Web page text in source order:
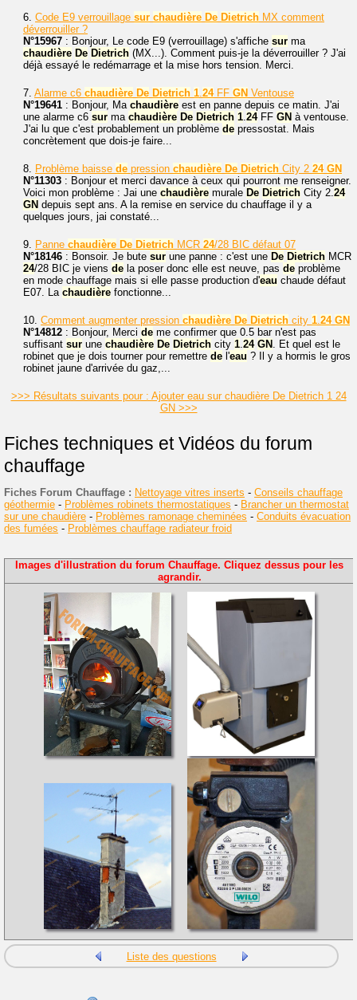
6. Code E9 verrouillage sur chaudière De Dietrich MX comment
déverrouiller ?
N°15967 : Bonjour, Le code E9 (verrouillage) s'affiche sur ma
chaudière De Dietrich (MX...). Comment puis-je la déverrouiller ? J'ai
déjà essayé le redémarrage et la mise hors tension. Merci.
7. Alarme c6 chaudière De Dietrich 1.24FF GN Ventouse
N°19641 : Bonjour, Ma chaudière est en panne depuis ce matin. J'ai
une alarme c6 sur ma chaudière De Dietrich 1.24FF GN à ventouse.
J'ai lu que c'est probablement un problème de pressostat. Mais
concrètement que dois-je faire...
8. Problème baisse de pression chaudière De Dietrich City 2 24 GN
N°11303 : Bonjour et merci davance à ceux qui pourront me renseigner.
Voici mon problème : Jai une chaudière murale De Dietrich City 2.24
GN depuis sept ans. A la remise en service du chauffage il y a
quelques jours, jai constaté...
9. Panne chaudière De Dietrich MCR 24/28 BIC défaut 07
N°18146 : Bonsoir. Je bute sur une panne : c'est une De Dietrich MCR
24/28 BIC je viens de la poser donc elle est neuve, pas de problème
en mode chauffage mais si elle passe production d'eau chaude défaut
E07. La chaudière fonctionne...
10. Comment augmenter pression chaudière De Dietrich city 1.24 GN
N°14812 : Bonjour, Merci de me confirmer que 0.5 bar n'est pas
suffisant sur une chaudière De Dietrich city 1.24 GN . Et quel est le
robinet que je dois tourner pour remettre de l'eau ? Il y a hormis le gros
robinet jaune d'arrivée du gaz,...
>>> Résultats suivants pour : Ajouter eau sur chaudière De Dietrich 1 24
GN >>>
Fiches techniques et Vidéos du forum
chauffage
Fiches Forum Chauffage : Nettoyage vitres inserts - Conseils chauffage
géothermie - Problèmes robinets thermostatiques - Brancher un thermostat
sur une chaudière - Problèmes ramonage cheminées - Conduits évacuation
des fumées - Problèmes chauffage radiateur froid
Images d'illustration du forum Chauffage. Cliquez dessus pour les
agrandir.
Liste des questions